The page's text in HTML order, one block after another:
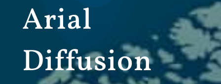
Arial
Diffusion